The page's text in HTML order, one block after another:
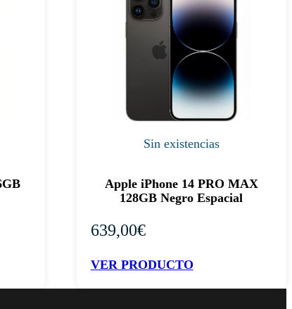
Sin existencias
Apple iPhone 14 PRO MAX
128GB Negro Espacial
639,00€
VER PRODUCTO